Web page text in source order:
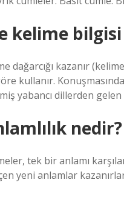
kelime
dağarcığı kazanır
kullanır.
yabancı dillerden
nedir?
tek bir anlamı
yeni anlamlar